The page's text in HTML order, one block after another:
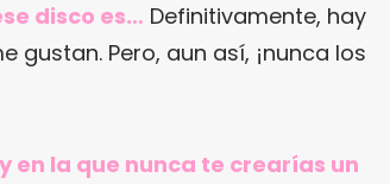
disco es… Definitivamente, hay
Pero, aun así, ¡nunca los
en la que nunca te crearías un